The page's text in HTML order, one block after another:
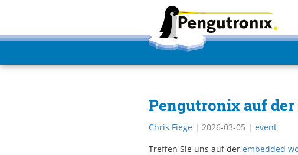
Pengutronix auf der
Chris Fiege | 2026-03-05 | event
Treffen Sie uns auf der embedded